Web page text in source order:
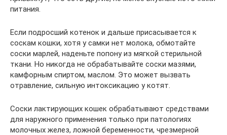
питания.
Если подросший котенок и дальше присасывается к
соскам кошки, хотя у самки нет молока, обмотайте
соски марлей, наденьте попону из мягкой стерильной
ткани. Но никогда не обрабатывайте соски мазями,
камфорным спиртом, маслом. Это может вызвать
отравление, сильную интоксикацию у котят.
Соски лактирующих кошек обрабатывают средствами
для наружного применения только при патологиях
молочных желез, ложной беременности, чрезмерной